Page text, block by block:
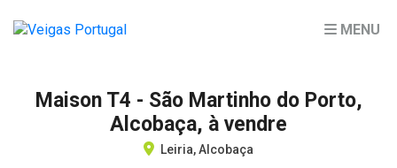
MENU
Maison T4 - São Martinho do Porto,
Alcobaça, à vendre
Leiria, Alcobaça